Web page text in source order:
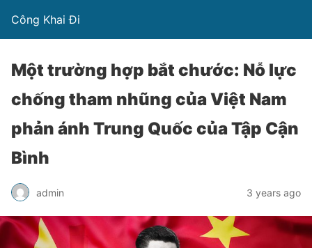
Công Khai Đi
Một trường hợp bắt chước: Nỗ lực
chống tham nhũng của Việt Nam
phản ánh Trung Quốc của Tập Cận
Bình
admin 3 years ago